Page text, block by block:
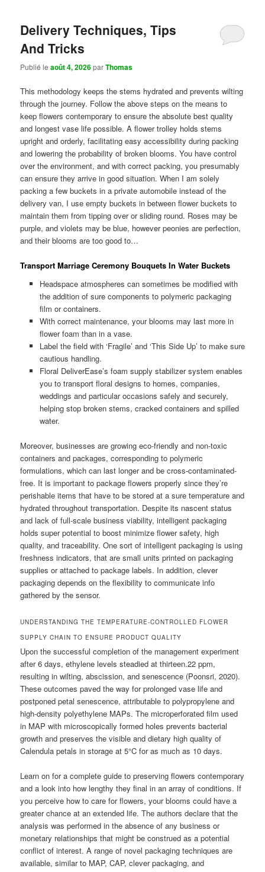
Delivery Techniques, Tips
And Tricks
Publié leaoût 4, 2026parThomas
This methodology keeps the stems hydrated and prevents wilting
through the journey. Follow the above steps on the means to
keep flowers contemporary to ensure the absolute best quality
and longest vase life possible. A flower trolley holds stems
upright and orderly, facilitating easy accessibility during packing
and lowering the probability of broken blooms. You have control
over the environment, and with correct packing, you presumably
can ensure they arrive in good situation. When I am solely
packing a few buckets in a private automobile instead of the
delivery van, I use empty buckets in between flower buckets to
maintain them from tipping over or sliding round. Roses may be
purple, and violets may be blue, however peonies are perfection,
and their blooms are too good to…
Transport Marriage Ceremony Bouquets In Water Buckets
Headspace atmospheres can sometimes be modified with
the addition of sure components to polymeric packaging
film or containers.
With correct maintenance, your blooms may last more in
flower foam than in a vase.
Label the field with ‘Fragile’ and ‘This Side Up’ to make sure
cautious handling.
Floral DeliverEase’s foam supply stabilizer system enables
you to transport floral designs to homes, companies,
weddings and particular occasions safely and securely,
helping stop broken stems, cracked containers and spilled
water.
Moreover, businesses are growing eco-friendly and non-toxic
containers and packages, corresponding to polymeric
formulations, which can last longer and be cross-contaminated-
free. It is important to package flowers properly since they’re
perishable items that have to be stored at a sure temperature and
hydrated throughout transportation. Despite its nascent status
and lack of full-scale business viability, intelligent packaging
holds super potential to boost minimize flower safety, high
quality, and traceability. One sort of intelligent packaging is using
freshness indicators, that are small units printed on packaging
supplies or attached to package labels. In addition, clever
packaging depends on the flexibility to communicate info
gathered by the sensor.
UNDERSTANDING THE TEMPERATURE-CONTROLLED FLOWER
SUPPLY CHAIN TO ENSURE PRODUCT QUALITY
Upon the successful completion of the management experiment
after 6 days, ethylene levels steadied at thirteen.22 ppm,
resulting in wilting, abscission, and senescence (Poonsri, 2020).
These outcomes paved the way for prolonged vase life and
postponed petal senescence, attributable to polypropylene and
high-density polyethylene MAPs. The microperforated film used
in MAP with microscopically formed holes prevents bacterial
growth and preserves the visible and dietary high quality of
Calendula petals in storage at 5°C for as much as 10 days.
Learn on for a complete guide to preserving flowers contemporary
and a look into how lengthy they final in an array of conditions. If
you perceive how to care for flowers, your blooms could have a
greater chance at an extended life. The authors declare that the
analysis was performed in the absence of any business or
monetary relationships that might be construed as a potential
conflict of interest. A range of novel packaging techniques are
available, similar to MAP, CAP, clever packaging, and